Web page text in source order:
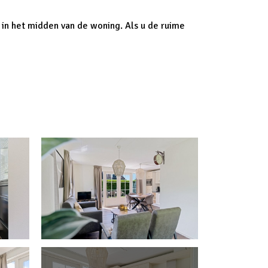
het midden van de woning. Als u de ruime